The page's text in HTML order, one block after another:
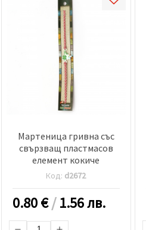
Мартеница гривна със
свързващ пластмасов
елемент кокиче
Код: d2672
0.80€/1.56 лв.